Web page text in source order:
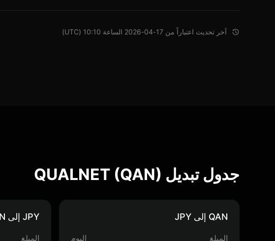
آخر تحديث اعتباراً من 17-04-2026 الساعة 10:10 (UTC)
جدول تبديل QUALNET (QAN)
QAN إلى JPY
المبلغ اليوم
JPY إلى QAN
المبلغ